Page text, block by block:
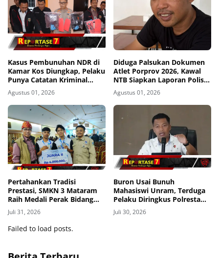
Kasus Pembunuhan NDR di
Kamar Kos Diungkap, Pelaku
Punya Catatan Kriminal
Kekerasan
Agustus 01, 2026
Diduga Palsukan Dokumen
Atlet Porprov 2026, Kawal
NTB Siapkan Laporan Polisi
ke Polda NTB
Agustus 01, 2026
Pertahankan Tradisi
Prestasi, SMKN 3 Mataram
Raih Medali Perak Bidang
Robotics di LKS Tingkat
Provinsi 2026
Juli 31, 2026
Buron Usai Bunuh
Mahasiswi Unram, Terduga
Pelaku Diringkus Polresta
Mataram di Gomong
Juli 30, 2026
Failed to load posts.